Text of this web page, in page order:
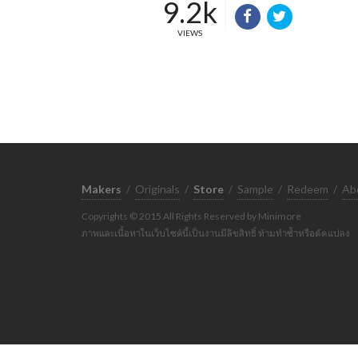
9.2k
VIEWS
Makers / Originals / Store / Sample / Redeem /
Copyrights © 2015 All Rights Reserved by Minimore
ภาพและเนื้อหาในเว็บไซต์นี้เป็นงานมีลิขสิทธิ์ ห้ามทำซ้ำหรือดัดแปลง